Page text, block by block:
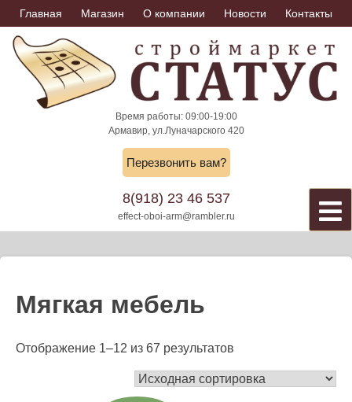
Skip
to
content
Главная Магазин О компании Новости Контакты
Время работы: 09:00-19:00
Армавир, ул.Луначарского 420
Перезвонить вам?
8(918) 23 46 537
effect-oboi-arm@rambler.ru
Мягкая мебель
Отображение 1–12 из 67 результатов